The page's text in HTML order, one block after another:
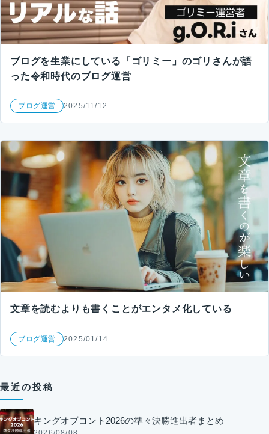
ブログを生業にしている「ゴリミー」のゴリさんが語
った令和時代のブログ運営
ブログ運営 2025/11/12
文章を読むよりも書くことがエンタメ化している
ブログ運営 2025/01/14
最近の投稿
キングオブコント2026の準々決勝進出者まとめ